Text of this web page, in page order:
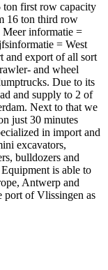
first row capacity
16 ton third row
informatie =
= West
and export of all sort
and wheel
Due to its
and supply to 2 of
Next to that we
just 30 minutes
in import and
excavators,
bulldozers and
is able to
Antwerp and
port of Vlissingen as